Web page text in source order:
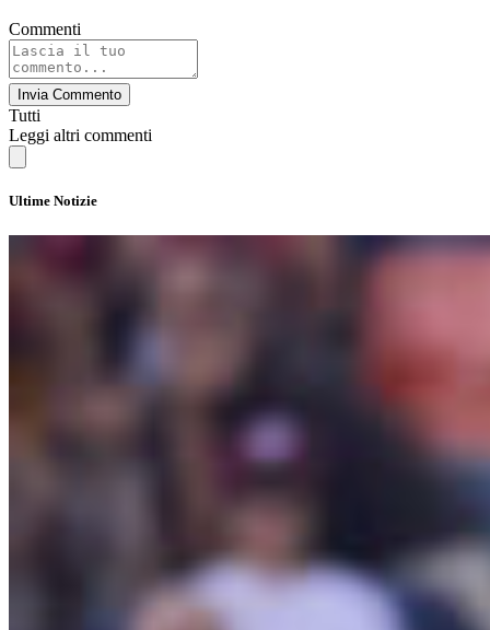
Commenti
Invia Commento
Tutti
Leggi altri commenti
Ultime Notizie